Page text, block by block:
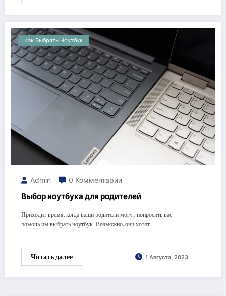
Как Выбрать Ноутбук
Admin 0 Комментарии
Выбор ноутбука для родителей
Приходит время, когда ваши родители могут попросить вас
помочь им выбрать ноутбук. Возможно, они хотят…
Читать далее 1 Августа, 2023